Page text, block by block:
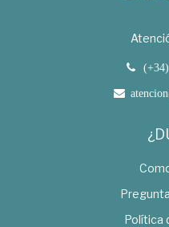
Política